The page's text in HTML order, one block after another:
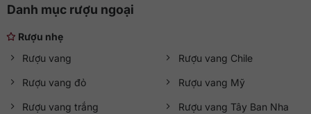
Danh mục rượu ngoại
Rượu nhẹ
Rượu vang
Rượu vang đỏ
Rượu vang trắng
Rượu vang Chile
Rượu vang Mỹ
Rượu vang Tây Ban Nha